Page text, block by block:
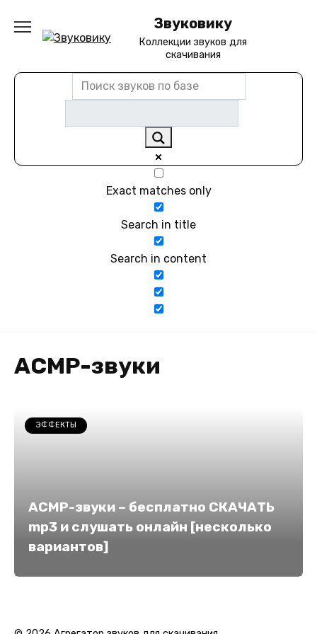
содержанию
Звуковику
Коллекции звуков для
скачивания
Exact matches only
Search in title
Search in content
ACMP-звуки
ЭФФЕКТЫ
АСМР-звуки – бесплатно СКАЧАТЬ
mp3 и слушать онлайн [несколько
вариантов]